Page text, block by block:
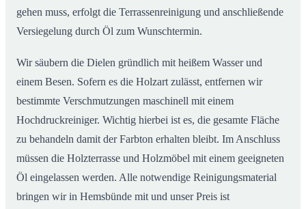
gehen muss, erfolgt die Terrassenreinigung und anschließende
Versiegelung durch Öl zum Wunschtermin.
Wir säubern die Dielen gründlich mit heißem Wasser und
einem Besen. Sofern es die Holzart zulässt, entfernen wir
bestimmte Verschmutzungen maschinell mit einem
Hochdruckreiniger. Wichtig hierbei ist es, die gesamte Fläche
zu behandeln damit der Farbton erhalten bleibt. Im Anschluss
müssen die Holzterrasse und Holzmöbel mit einem geeigneten
Öl eingelassen werden. Alle notwendige Reinigungsmaterial
bringen wir in Hemsbünde mit und unser Preis ist